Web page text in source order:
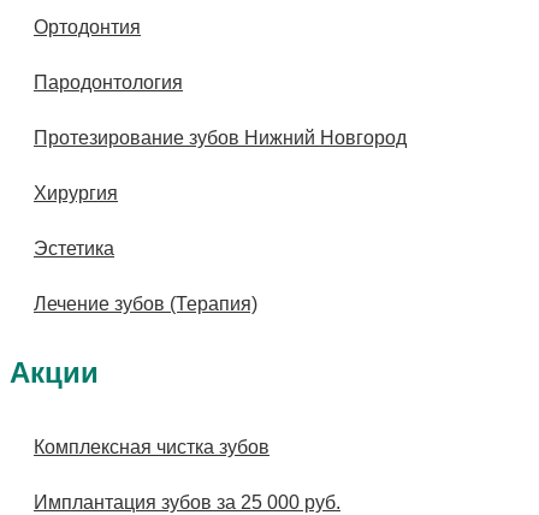
Ортодонтия
Пародонтология
Протезирование зубов Нижний Новгород
Хирургия
Эстетика
Лечение зубов (Терапия)
Акции
Комплексная чистка зубов
Имплантация зубов за 25 000 руб.